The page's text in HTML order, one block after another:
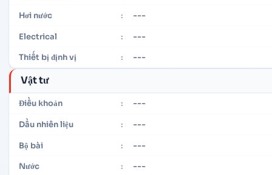
Hơi nước : ---
Electrical : ---
Thiết bị định vị : ---
Vật tư
Điều khoản : ---
Dầu nhiên liệu : ---
Bộ bài : ---
Nước : ---